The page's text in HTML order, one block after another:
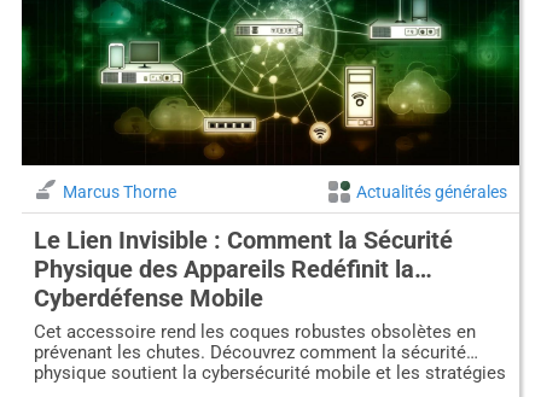
Marcus Thorne Actualités générales
Le Lien Invisible : Comment la Sécurité
Physique des Appareils Redéfinit la
Cyberdéfense Mobile
Cet accessoire rend les coques robustes obsolètes en
prévenant les chutes. Découvrez comment la sécurité
physique soutient la cybersécurité mobile et les stratégies